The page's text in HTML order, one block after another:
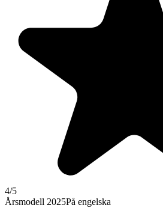
4/5
Årsmodell 2025På engelska